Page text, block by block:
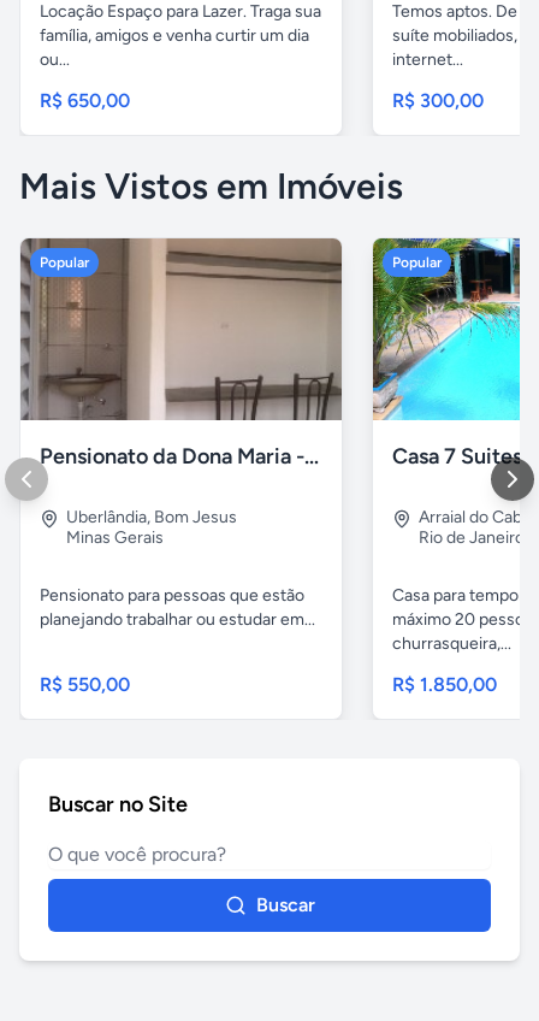
Locação Espaço para Lazer. Traga sua
família, amigos e venha curtir um dia
ou...
R$ 650,00
Temos aptos. De
suíte mobiliados,
internet...
R$ 300,00
Mais Vistos em Imóveis
Popular
Pensionato da Dona Maria - Uberlândia/MG
Uberlândia, Bom Jesus
Minas Gerais
Pensionato para pessoas que estão
planejando trabalhar ou estudar em...
R$ 550,00
Popular
Arraial do Cabo
Rio de Janeiro
Casa para
máximo 20
churrasqueira,...
R$ 1.850,00
Buscar no Site
Buscar